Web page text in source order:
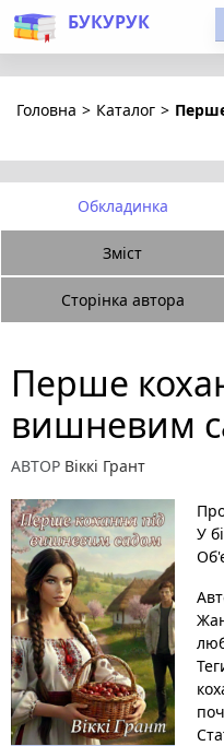
БУКУРУК
Головна > Каталог >
Обкладинка
Зміст
Сторінка автора
Перше
вишневим
АВТОР Віккі Грант
У